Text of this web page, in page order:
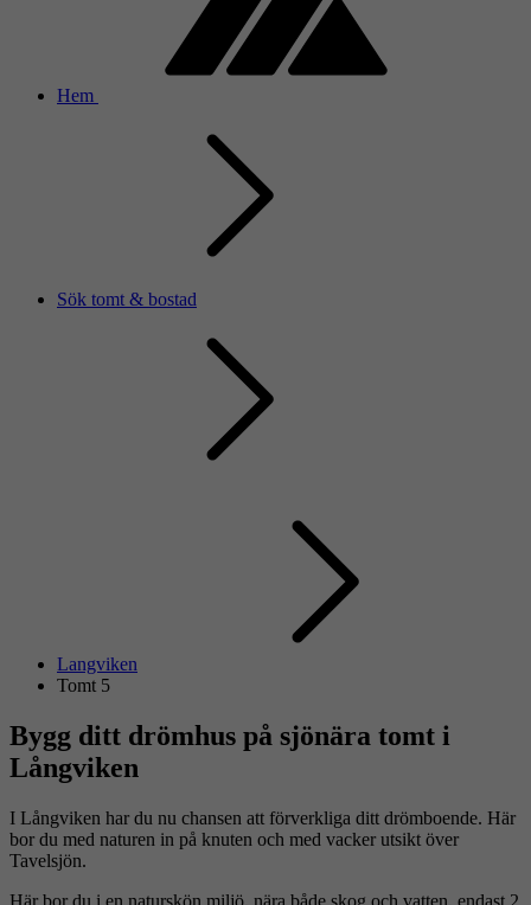
Hem
Sök tomt & bostad
Langviken
Tomt 5
Bygg ditt drömhus på sjönära tomt i
Långviken
I Långviken har du nu chansen att förverkliga ditt drömboende. Här
bor du med naturen in på knuten och med vacker utsikt över
Tavelsjön.
Här bor du i en naturskön miljö, nära både skog och vatten, endast 2